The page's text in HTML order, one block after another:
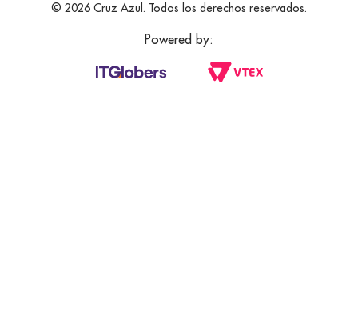
© 2026 Cruz Azul. Todos los derechos reservados.
Powered by: